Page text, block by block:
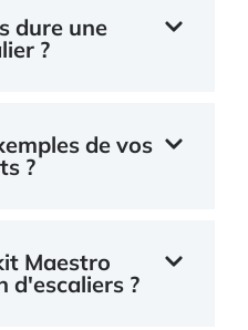
dure une
?
de vos
?
Maestro
d'escaliers ?